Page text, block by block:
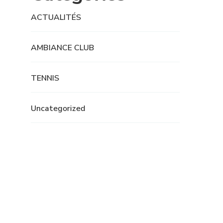
ACTUALITÉS
AMBIANCE CLUB
TENNIS
Uncategorized